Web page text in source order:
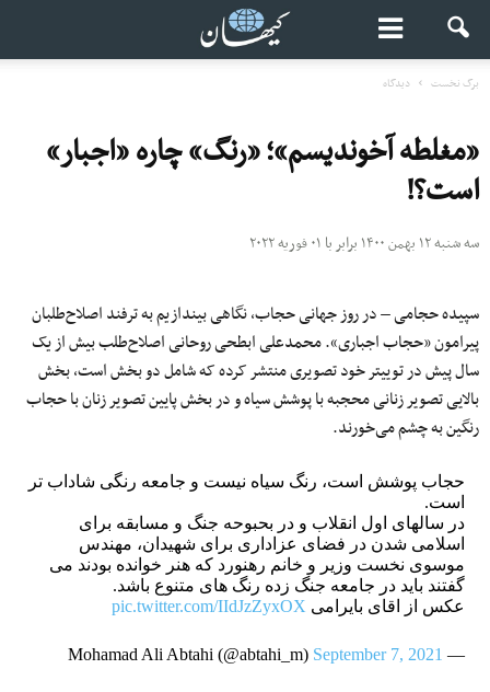
برگ نخست دیدگاه
«مغلطه آخوندیسم»؛ «رنگ» چاره «اجبار»
است؟!
سه شنبه ۱۲ بهمن ۱۴۰۰ برابر با ۰۱ فوریه ۲۰۲۲
سپیده حجامی – در روز جهانی حجاب، نگاهی بیندازیم به ترفند اصلاح‌طلبان
پیرامون «حجاب اجباری». محمدعلی ابطحی روحانی اصلاح‌طلب بیش از یک
سال پیش در توییتر خود تصویری منتشر کرده که شامل دو بخش است، بخش
بالایی تصویر زنانی محجبه با پوشش سیاه و در بخش پایین تصویر زنان با حجاب
رنگین به چشم می‌خورند.
حجاب پوشش است، رنگ سیاه نیست و جامعه رنگی شاداب تر
است.
در سالهای اول انقلاب و در بحبوحه جنگ و مسابقه برای
اسلامی شدن در فضای عزاداری برای شهیدان، مهندس
موسوی نخست وزیر و خانم رهنورد که هنر خوانده بودند می
گفتند باید در جامعه جنگ زده رنگ های متنوع باشد.
عکس از اقای بایرامی pic.twitter.com/IIdJzZyxOX
— Mohamad Ali Abtahi (@abtahi_m)
September 7, 2021